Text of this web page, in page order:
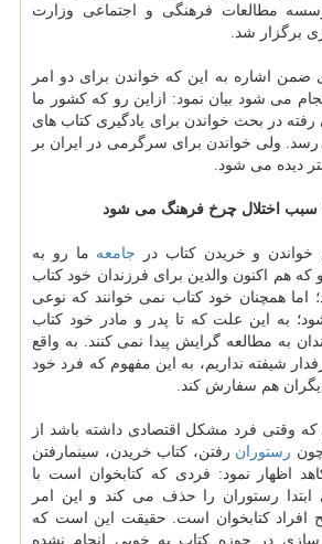
مطالعات فرهنگی و اجتماعی وزارت
برگزار شد.
ضمن اشاره به این که خواندن برای دو امر
می شود بیان نمود: ازاین رو که کشور ما
در بحث خواندن برای یادگیری کتاب های
ولی خواندن برای سرگرمی در ایران بر
دیده می شود.
سبب اختلال چرخ فرهنگ می شود
خواندن و خریدن کتاب در جامعه ما رو به
هم اکنون والدین برای فرزندان خود کتاب
اما همچنان خود کتاب نمی خوانند که نوعی
این علت که تا پدر و مادر خود کتاب
به مطالعه گرایش پیدا نمی کنند. به واقع
شیفته نداریم، به این مفهوم که فرد خود
هم سفارش کند.
وقتی فرد مشکل اقتصادی داشته باشد از
رستوران رفتن، کتاب خریدن، سینمارفتن
اظهار نمود: فردی که کتابخوان است با
رستوران را حذف می کند و این امر
کتابخوان است. حقیقت این است که
در حوزه کتاب به خوبی انجام نشده